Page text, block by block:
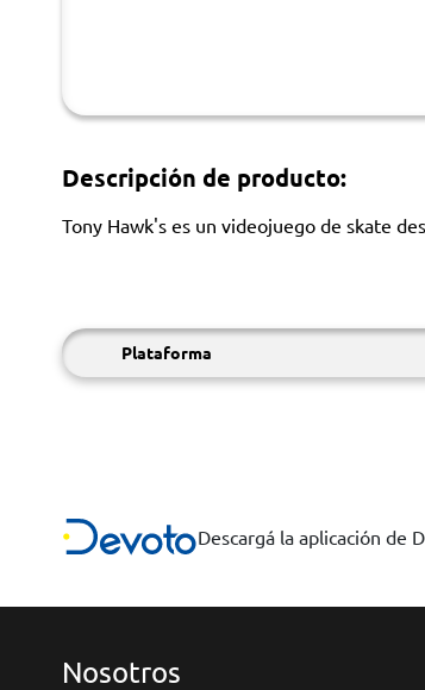
Descripción de producto:
Tony Hawk's es un videojuego de skate
Plataforma
Descargá la aplicación de
Nosotros